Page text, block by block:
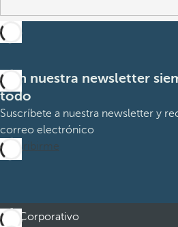
Con nuestra newsletter
todo
Suscríbete a nuestra newsletter y
correo electrónico
Suscribirme
Corporativo